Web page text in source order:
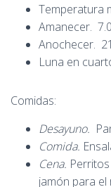
Temperatura
Amanecer.
Anochecer.
Luna en
Comidas:
Desayuno.
Comida.
Cena.
jamón para el